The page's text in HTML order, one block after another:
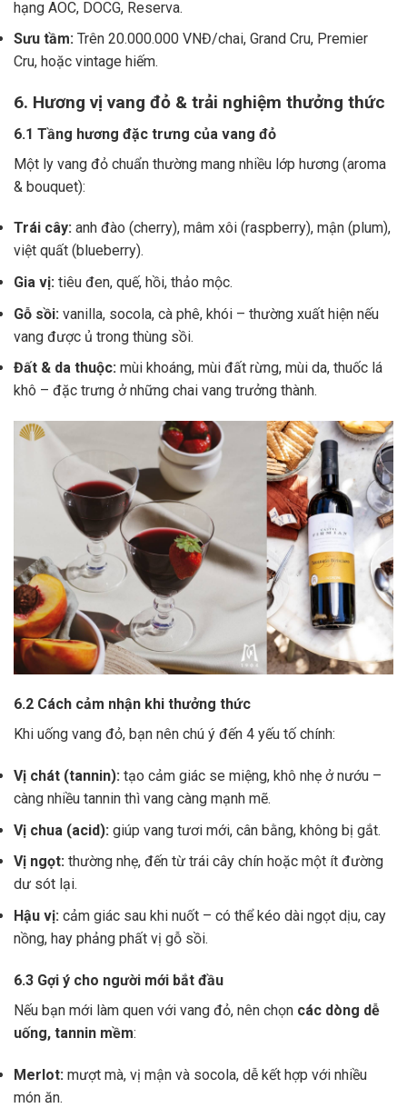
hạng AOC, DOCG, Reserva.
Sưu tầm: Trên 20.000.000 VNĐ/chai, Grand Cru, Premier
Cru, hoặc vintage hiếm.
6. Hương vị vang đỏ & trải nghiệm thưởng thức
6.1 Tầng hương đặc trưng của vang đỏ
Một ly vang đỏ chuẩn thường mang nhiều lớp hương (aroma
& bouquet):
Trái cây: anh đào (cherry), mâm xôi (raspberry), mận (plum),
việt quất (blueberry).
Gia vị: tiêu đen, quế, hồi, thảo mộc.
Gỗ sồi: vanilla, socola, cà phê, khói – thường xuất hiện nếu
vang được ủ trong thùng sồi.
Đất & da thuộc: mùi khoáng, mùi đất rừng, mùi da, thuốc lá
khô – đặc trưng ở những chai vang trưởng thành.
6.2 Cách cảm nhận khi thưởng thức
Khi uống vang đỏ, bạn nên chú ý đến 4 yếu tố chính:
Vị chát (tannin): tạo cảm giác se miệng, khô nhẹ ở nướu –
càng nhiều tannin thì vang càng mạnh mẽ.
Vị chua (acid): giúp vang tươi mới, cân bằng, không bị gắt.
Vị ngọt: thường nhẹ, đến từ trái cây chín hoặc một ít đường
dư sót lại.
Hậu vị: cảm giác sau khi nuốt – có thể kéo dài ngọt dịu, cay
nồng, hay phảng phất vị gỗ sồi.
6.3 Gợi ý cho người mới bắt đầu
Nếu bạn mới làm quen với vang đỏ, nên chọn các dòng dễ
uống, tannin mềm:
Merlot: mượt mà, vị mận và socola, dễ kết hợp với nhiều
món ăn.